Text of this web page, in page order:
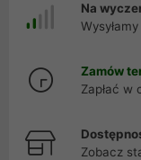
Na
Zamów
Zapłać w
Zobacz